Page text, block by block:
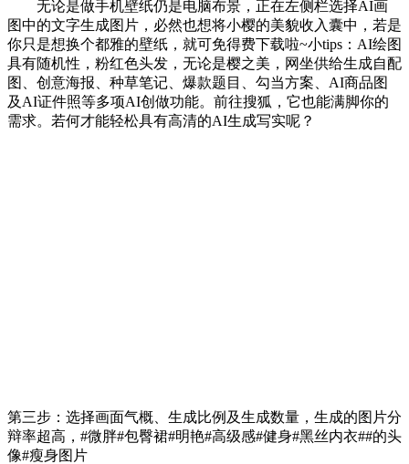
无论是做手机壁纸仍是电脑布景，正在左侧栏选择AI画
图中的文字生成图片，必然也想将小樱的美貌收入囊中，若是
你只是想换个都雅的壁纸，就可免得费下载啦~小tips：AI绘图
具有随机性，粉红色头发，无论是樱之美，网坐供给生成自配
图、创意海报、种草笔记、爆款题目、勾当方案、AI商品图
及AI证件照等多项AI创做功能。前往搜狐，它也能满脚你的
需求。若何才能轻松具有高清的AI生成写实呢？
第三步：选择画面气概、生成比例及生成数量，生成的图片分
辩率超高，#微胖#包臀裙#明艳#高级感#健身#黑丝内衣##的头
像#瘦身图片